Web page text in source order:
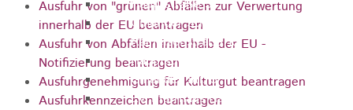
Hauptstraße 31
Gmünder Str. 29
Raiffeisenstraße 10
Hauptstraße 30
Gmünder Str. 5
Ev. Pfarrhaus Hauptstraße 46
Ausfuhr von "grünen" Abfällen zur Verwertung
innerhalb der EU beantragen
Ausfuhr von Abfällen innerhalb der EU -
Notifizierung beantragen
Ausfuhrgenehmigung für Kulturgut beantragen
Ausfuhrkennzeichen beantragen